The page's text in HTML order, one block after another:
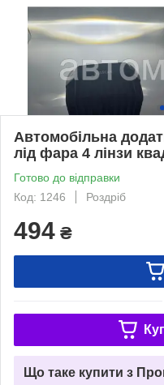
Автомобільна
лід фара 4 лінзи
Готово до відправки
Код: 1246
Роздріб
494 ₴
Що таке купити з